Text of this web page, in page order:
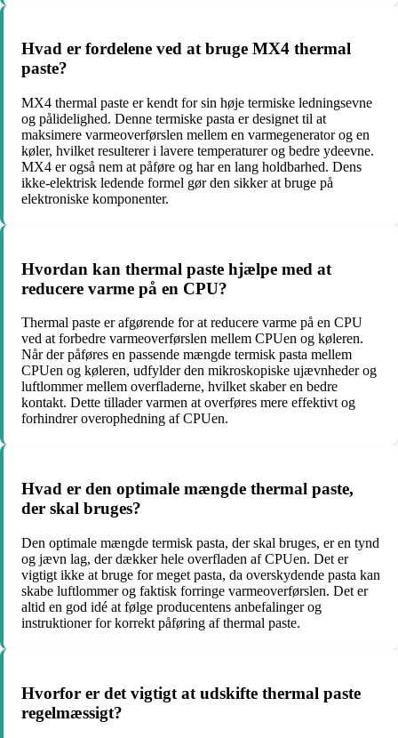
Hvad er fordelene ved at bruge MX4 thermal
paste?
MX4 thermal paste er kendt for sin høje termiske ledningsevne
og pålidelighed. Denne termiske pasta er designet til at
maksimere varmeoverførslen mellem en varmegenerator og en
køler, hvilket resulterer i lavere temperaturer og bedre ydeevne.
MX4 er også nem at påføre og har en lang holdbarhed. Dens
ikke-elektrisk ledende formel gør den sikker at bruge på
elektroniske komponenter.
Hvordan kan thermal paste hjælpe med at
reducere varme på en CPU?
Thermal paste er afgørende for at reducere varme på en CPU
ved at forbedre varmeoverførslen mellem CPUen og køleren.
Når der påføres en passende mængde termisk pasta mellem
CPUen og køleren, udfylder den mikroskopiske ujævnheder og
luftlommer mellem overfladerne, hvilket skaber en bedre
kontakt. Dette tillader varmen at overføres mere effektivt og
forhindrer overophedning af CPUen.
Hvad er den optimale mængde thermal paste,
der skal bruges?
Den optimale mængde termisk pasta, der skal bruges, er en tynd
og jævn lag, der dækker hele overfladen af CPUen. Det er
vigtigt ikke at bruge for meget pasta, da overskydende pasta kan
skabe luftlommer og faktisk forringe varmeoverførslen. Det er
altid en god idé at følge producentens anbefalinger og
instruktioner for korrekt påføring af thermal paste.
Hvorfor er det vigtigt at udskifte thermal paste
regelmæssigt?